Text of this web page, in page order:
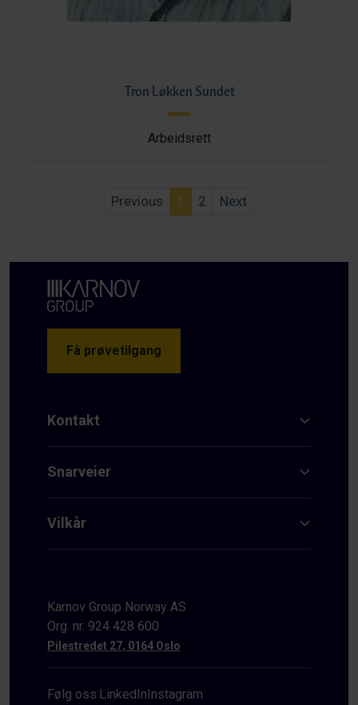
Tron Løkken Sundet
Arbeidsrett
Previous 1 2 Next
Få prøvetilgang
Kontakt
Snarveier
Vilkår
Karnov Group Norway AS
Org. nr. 924 428 600
Pilestredet 27, 0164 Oslo
Følg oss:LinkedInInstagram